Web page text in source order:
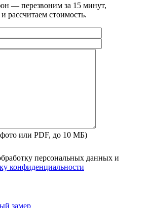
— перезвоним за 15 минут,
рассчитаем стоимость.
или PDF, до 10 МБ)
персональных данных и
конфиденциальности
замер